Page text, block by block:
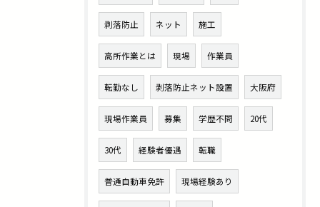
剥落防止 ネット 施工
高所作業とは 現場 作業員
転勤なし 剥落防止ネット設置 大阪府
現場作業員 募集 学歴不問 20代
30代 経験者優遇 転職
普通自動車免許 現場経験あり